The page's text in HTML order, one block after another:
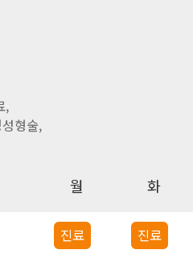
,
형술,
월 화
진료 진료